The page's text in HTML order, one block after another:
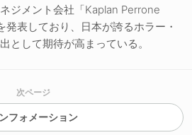
ジメント会社「Kaplan Perrone
表しており、日本が誇るホラー・
として期待が高まっている。
次ページ
フォメーション